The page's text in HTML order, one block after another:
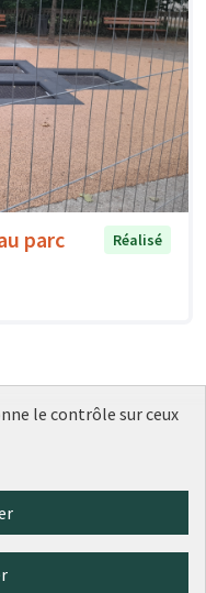
parc
Réalisé
le contrôle sur ceux